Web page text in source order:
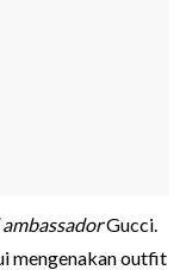
Gucci.
mengenakan outfit